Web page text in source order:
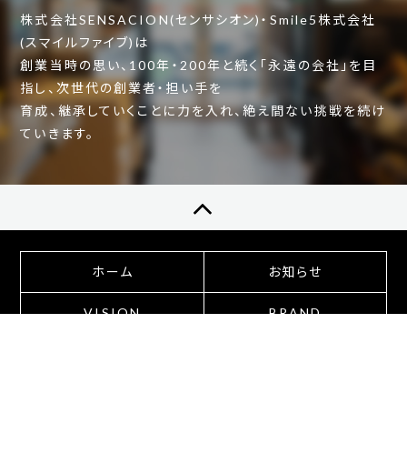
株式会社SENSACION(センサシオン)・Smile5株式会社
(スマイルファイブ)は
創業当時の思い、100年・200年と続く「永遠の会社」を目
指し、次世代の創業者・担い手を
育成、継承していくことに力を入れ、絶え間ない挑戦を続け
ていきます。
ホーム お知らせ
VISION BRAND